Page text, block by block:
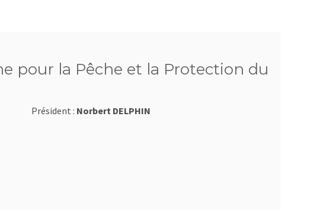
pour la Pêche et la Protection du
Président : Norbert DELPHIN